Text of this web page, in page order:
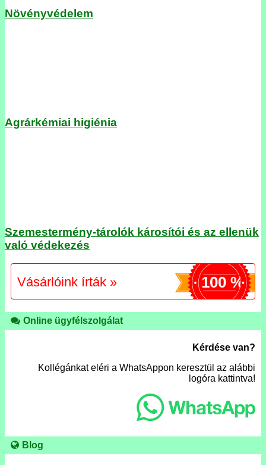
Növényvédelem
Agrárkémiai higiénia
Szemestermény-tárolók károsítói és az ellenük
való védekezés
Vásárlóink írták » 100 %
Online ügyfélszolgálat
Kérdése van?
Kollégánkat eléri a WhatsAppon keresztül az alábbi
logóra kattintva!
Blog